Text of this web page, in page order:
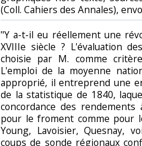
(Coll. Cahiers des Annales),
‎"Y a-t-il eu réellement une
XVIIIe siècle ? L'évaluation
choisie par M. comme
L'emploi de la moyenne
approprié, il entreprend une
de la statistique de 1840,
concordance des
pour le froment comme pour
Young, Lavoisier, Quesnay,
coups de sonde régionaux